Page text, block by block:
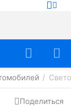
/
Поделиться